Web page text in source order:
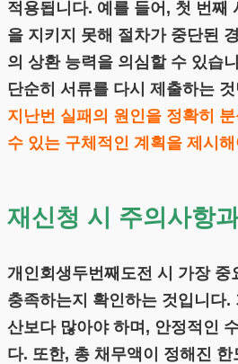
적용됩니다. 예를 들어, 첫 번째
을 지키지 못해 절차가 중단된
의 상환 능력을 의심할 수 있습
단순히 서류를 다시 제출하는
지난번 실패의 원인을 정확히
수 있는 구체적인 계획을 제시
재신청 시 주의사항
개인회생두번째도전 시 가장 중
충족하는지 확인하는 것입니다.
산보다 많아야 하며, 안정적인
다. 또한, 총 채무액이 정해진 한